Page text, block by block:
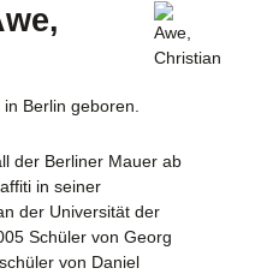
Berlin geboren.
der Berliner Mauer ab
in seiner
der Universität der
Schüler von Georg
von Daniel